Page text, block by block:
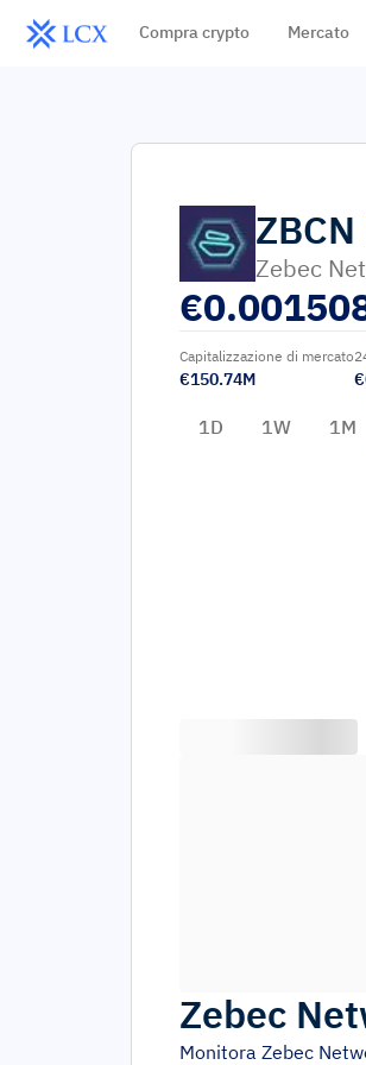
Compra crypto Mercato
ZBCN
Zebec
€
Capitalizzazione di mercato
€150.74M
1D 1W 1M
Zebec
Monitora Zebec